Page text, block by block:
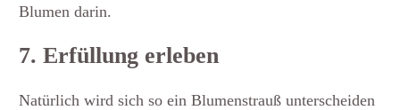
Blumen darin.
7. Erfüllung erleben
Natürlich wird sich so ein Blumenstrauß unterscheiden